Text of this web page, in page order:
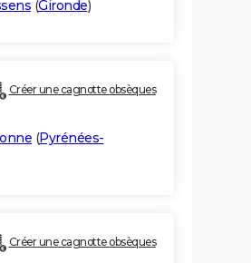
(Gironde)
Créer une cagnotte obsèques
(Pyrénées-
Créer une cagnotte obsèques